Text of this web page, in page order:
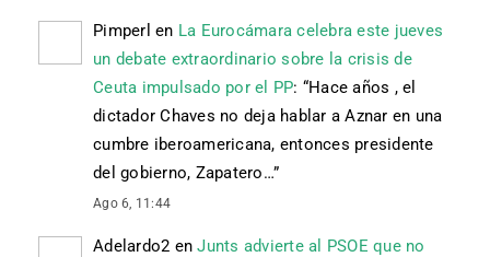
Pimperl en La Eurocámara celebra este jueves
un debate extraordinario sobre la crisis de
Ceuta impulsado por el PP: “Hace años , el
dictador Chaves no deja hablar a Aznar en una
cumbre iberoamericana, entonces presidente
del gobierno, Zapatero…”
Ago 6, 11:44
Adelardo2 enJunts advierte al PSOE que no